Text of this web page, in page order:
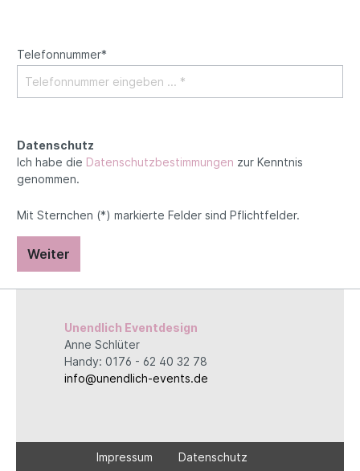
Telefonnummer*
Datenschutz
Ich habe die Datenschutzbestimmungen zur Kenntnis
genommen.
Mit Sternchen (*) markierte Felder sind Pflichtfelder.
Weiter
Unendlich Eventdesign
Anne Schlüter
Handy: 0176 - 62 40 32 78
info@unendlich-events.de
Impressum Datenschutz